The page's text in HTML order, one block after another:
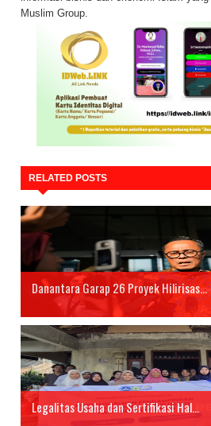
Muslim Group.
RELATED POSTS
Danantara Garap 26 Proyek Hilirisas...
Legalitas Usaha dan Sertifikasi Hal...